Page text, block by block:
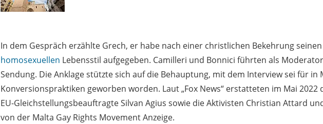
In dem Gespräch erzählte Grech, er habe nach einer christlichen Bekehrung
homosexuellen Lebensstil aufgegeben. Camilleri und Bonnici führten als
Sendung. Die Anklage stützte sich auf die Behauptung, mit dem Interview sei für in
Konversionspraktiken geworben worden. Laut „Fox News“ erstatteten im Mai 2022
EU-Gleichstellungsbeauftragte Silvan Agius sowie die Aktivisten Christian Attard
von der Malta Gay Rights Movement Anzeige.